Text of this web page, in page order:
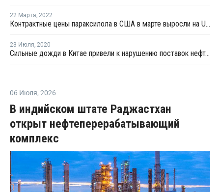
22 Марта, 2022
Контрактные цены параксилола в США в марте выросли на USD254 за тонну
23 Июля, 2020
Сильные дожди в Китае привели к нарушению поставок нефтехимии
06 Июля, 2026
В индийском штате Раджастхан
открыт нефтеперерабатывающий
комплекс